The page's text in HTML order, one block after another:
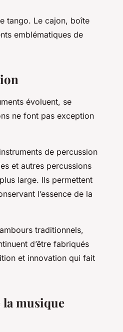
tango. Le cajon, boîte
emblématiques de
évoluent, se
ne font pas exception
de percussion
et autres percussions
large. Ils permettent
l’essence de la
traditionnels,
d’être fabriqués
et innovation qui fait
la musique